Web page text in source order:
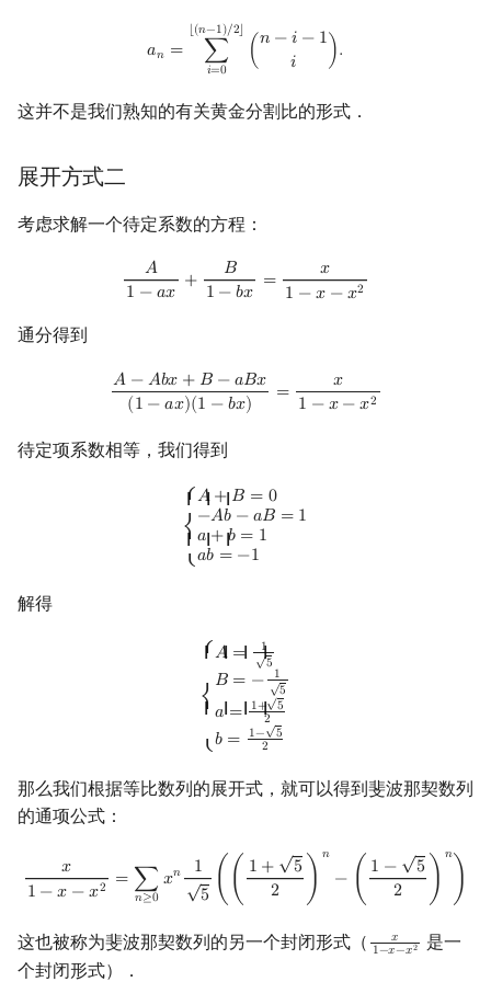
𝑎𝑛 =
⌊(𝑛−1)/2⌋
∑
𝑖=0
( 𝑛 −𝑖 − 1
𝑖
).
i=0⌊(n− )/2 n− 1i)
这并不是我们熟知的有关黄金分割比的形式．
展开方式二
考虑求解一个待定系数的方程：
𝐴
1 −𝑎𝑥 +
𝐵
1 −𝑏𝑥 =
𝑥
1 −𝑥 −𝑥2
a B1− 2
通分得到
𝐴 −𝐴𝑏𝑥 + 𝐵 −𝑎𝐵𝑥
(1 −𝑎𝑥)(1 −𝑏𝑥) =
𝑥
1 −𝑥−𝑥2
A−Abx+B −a Bx(1 −ax)( 1−
待定项系数相等，我们得到
⎧{ { {
⎨{ { {
⎩
𝐴+𝐵 = 0
−𝐴𝑏 −𝑎𝐵 = 1
𝑎 +𝑏 = 1
𝑎𝑏 = −1
0−Ab−aB =1 a+
解得
⎧{ { { {
⎨{ { { {
⎩
𝐴 = 1
√
5
𝐵 = − 1
√
5
𝑎 = 1+
√
5
2
𝑏 = 1−
√
5
2
=− 15a= 1+5
那么我们根据等比数列的展开式，就可以得到斐波那契数列
的通项公式：
𝑥
1 −𝑥 −𝑥2 = ∑
𝑛≥0
𝑥𝑛 1
√
5
( ( 1+
√
5
2
)
𝑛
− ( 1−
√
5
2
)
𝑛
)
−x−x n≥ xn 15 ( 1+ 52)n− (1 2)n)
这也被称为斐波那契数列的另一个封闭形式（ 𝑥
1−𝑥−𝑥2
x1−x−x2 是一
个封闭形式）．